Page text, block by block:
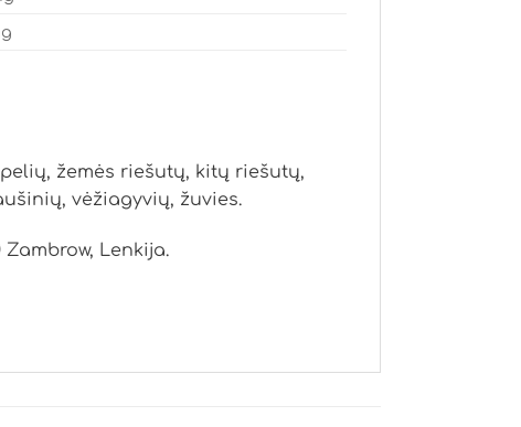
žemės riešutų, kitų riešutų,
vėžiagyvių, žuvies.
Zambrow, Lenkija.